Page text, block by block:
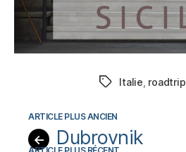
Étiquettes
Italie roadtrip
← Dubrovnik